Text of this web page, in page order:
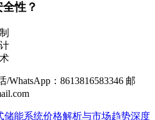
性？
/WhatsApp：8613816583346 邮
储能系统价格解析与市场趋势深度